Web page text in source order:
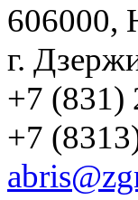
606000,
г.
+7 (831)
+7